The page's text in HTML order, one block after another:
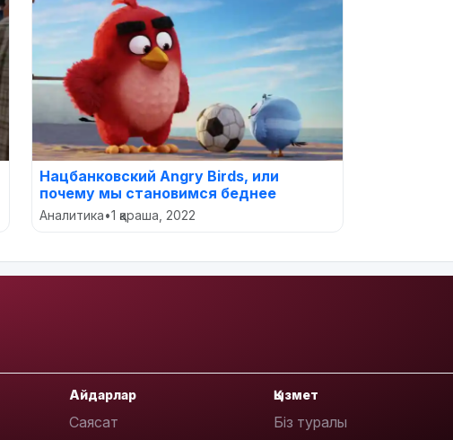
Нацбанковский Angry Birds, или
почему мы становимся беднее
Аналитика•1 қараша, 2022
Айдарлар
Саясат
Қызмет
Біз туралы